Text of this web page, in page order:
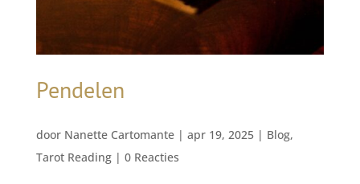
Pendelen
door Nanette Cartomante| apr 19, 2025| Blog,
Tarot Reading| 0 Reacties